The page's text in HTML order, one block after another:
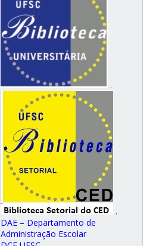
.
.
DAE – Departamento de
Administração Escolar